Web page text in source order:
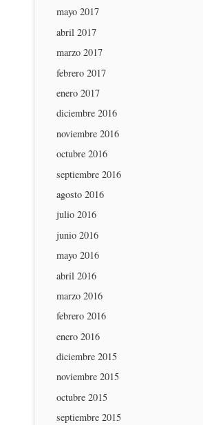
mayo 2017
abril 2017
marzo 2017
febrero 2017
enero 2017
diciembre 2016
noviembre 2016
octubre 2016
septiembre 2016
agosto 2016
julio 2016
junio 2016
mayo 2016
abril 2016
marzo 2016
febrero 2016
enero 2016
diciembre 2015
noviembre 2015
octubre 2015
septiembre 2015